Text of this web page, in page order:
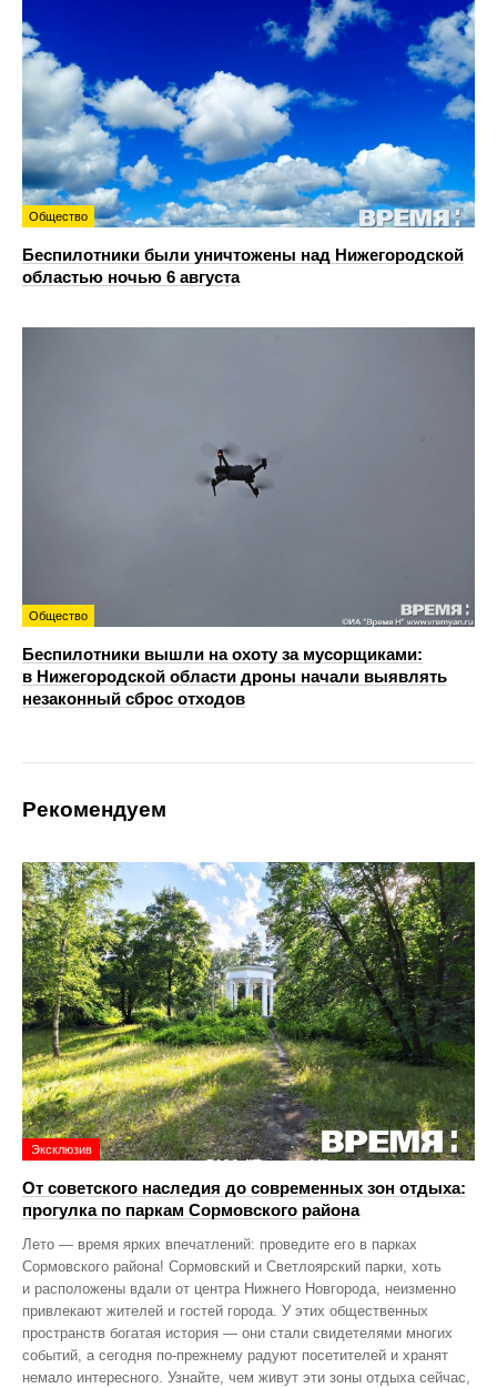
Общество
Беспилотники были уничтожены над Нижегородской
областью ночью 6 августа
Общество
Беспилотники вышли на охоту за мусорщиками:
в Нижегородской области дроны начали выявлять
незаконный сброс отходов
Рекомендуем
Эксклюзив
От советского наследия до современных зон отдыха:
прогулка по паркам Сормовского района
Лето — время ярких впечатлений: проведите его в парках
Сормовского района! Сормовский и Светлоярский парки, хоть
и расположены вдали от центра Нижнего Новгорода, неизменно
привлекают жителей и гостей города. У этих общественных
пространств богатая история — они стали свидетелями многих
событий, а сегодня по‑прежнему радуют посетителей и хранят
немало интересного. Узнайте, чем живут эти зоны отдыха сейчас,